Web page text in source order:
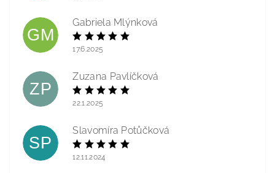
GM
Gabriela Mlýnková
17.6.2025
ZP
Zuzana Pavlíčková
22.1.2025
SP
Slavomíra Potůčková
12.11.2024